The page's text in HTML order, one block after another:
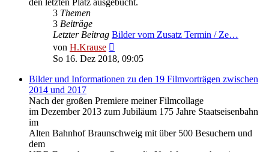
den letzten Platz ausgebucht.
3 Themen
3 Beiträge
Letzter Beitrag Bilder vom Zusatz Termin / Ze…
von H.Krause
Beitrag
So 16. Dez 2018, 09:05
Bilder und Informationen zu den 19 Filmvorträgen zwischen
2014 und 2017
Nach der großen Premiere meiner Filmcollage
im Dezember 2013 zum Jubiläum 175 Jahre Staatseisenbahn
im
Alten Bahnhof Braunschweig mit über 500 Besuchern und
dem